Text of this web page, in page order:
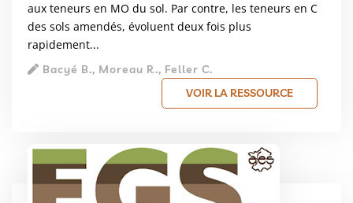
aux teneurs en MO du sol. Par contre, les teneurs en C
des sols amendés, évoluent deux fois plus
rapidement...
Bacyé B., Moreau R., Feller C.
VOIR LA RESSOURCE